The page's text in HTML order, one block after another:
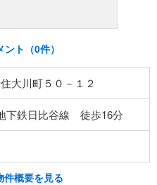
ント（0件）
大川町５０－１２
下鉄日比谷線 徒歩16分
件概要を見る